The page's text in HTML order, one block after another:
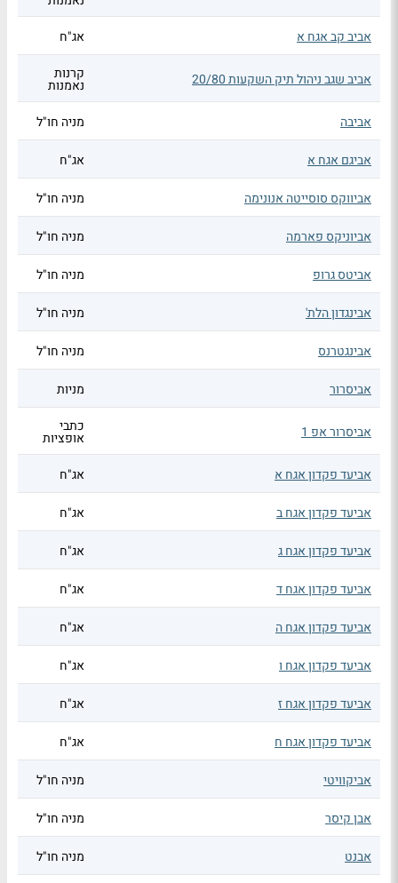
אביב קב אגח א
אג"ח
אביב שגב ניהול תיק השקעות 20/80 קרנות
נאמנות
אביבה
מניה חו"ל
אביגם אגח א אג"ח
אביווקס סוסייטה אנונימה מניה חו"ל
אביוניקס פארמה מניה חו"ל
אביטס גרופ מניה חו"ל
אבינגדון הלת' מניה חו"ל
אבינגטרנס מניה חו"ל
אביסרור מניות
אביסרור אפ 1 כתבי
אופציות
אביעד פקדון אגח א
אג"ח
אביעד פקדון אגח ב אג"ח
אביעד פקדון אגח ג אג"ח
אביעד פקדון אגח ד אג"ח
אביעד פקדון אגח ה אג"ח
אביעד פקדון אגח ו אג"ח
אביעד פקדון אגח ז אג"ח
אביעד פקדון אגח ח אג"ח
אביקוויטי מניה חו"ל
אבן קיסר מניה חו"ל
אבנט מניה חו"ל